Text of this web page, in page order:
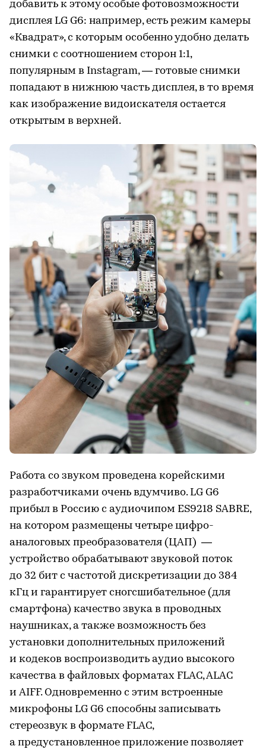
добавить к этому особые фотовозможности
дисплея LG G6: например, есть режим камеры
«Квадрат», с которым особенно удобно делать
снимки с соотношением сторон 1:1,
популярным в Instagram, — готовые снимки
попадают в нижнюю часть дисплея, в то время
как изображение видоискателя остается
открытым в верхней.
Работа со звуком проведена корейскими
разработчиками очень вдумчиво. LG G6
прибыл в Россию с аудиочипом ES9218 SABRE,
на котором размещены четыре цифро-
аналоговых преобразователя (ЦАП) —
устройство обрабатывают звуковой поток
до 32 бит с частотой дискретизации до 384
кГц и гарантирует сногсшибательное (для
смартфона) качество звука в проводных
наушниках, а также возможность без
установки дополнительных приложений
и кодеков воспроизводить аудио высокого
качества в файловых форматах FLAC, ALAC
и AIFF. Одновременно с этим встроенные
микрофоны LG G6 способны записывать
стереозвук в формате FLAC,
а предустановленное приложение позволяет